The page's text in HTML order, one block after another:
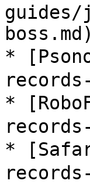
guides/
boss.md)
*
*
*